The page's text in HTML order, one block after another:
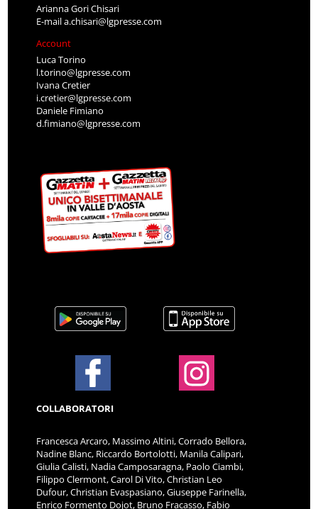
Arianna Gori Chisari
E-maila.chisari@lgpresse.com
Account
Luca Torino
l.torino@lgpresse.com
Ivana Cretier
i.cretier@lgpresse.com
Daniele Fimiano
d.fimiano@lgpresse.com
COLLABORATORI
Francesca Arcaro, Massimo Altini, Corrado Bellora,
Nadine Blanc, Riccardo Bortolotti, Manila Calipari,
Giulia Calisti, Nadia Camposaragna, Paolo Ciambi,
Filippo Clermont, Carol Di Vito, Christian Leo
Dufour, Christian Evaspasiano, Giuseppe Farinella,
Enrico Formento Dojot, Bruno Fracasso, Fabio